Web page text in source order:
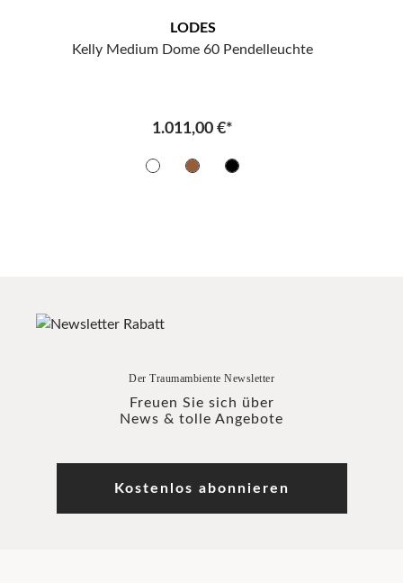
LODES
Kelly Medium Dome 60 Pendelleuchte
1.011,00 €*
Der Traumambiente Newsletter
Freuen Sie sich über
News & tolle Angebote
Kostenlos abonnieren